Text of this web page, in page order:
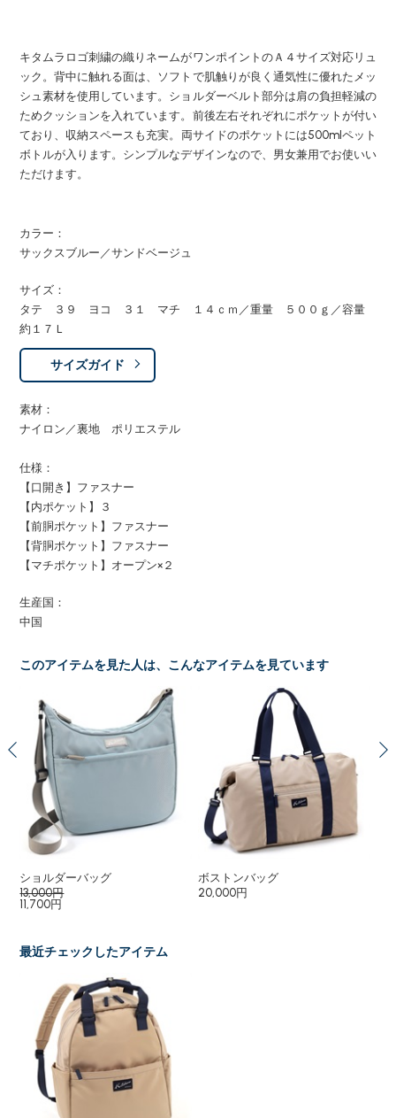
キタムラロゴ刺繍の織りネームがワンポイントのＡ４サイズ対応リュ
ック。背中に触れる面は、ソフトで肌触りが良く通気性に優れたメッ
シュ素材を使用しています。ショルダーベルト部分は肩の負担軽減の
ためクッションを入れています。前後左右それぞれにポケットが付い
ており、収納スペースも充実。両サイドのポケットには500mlペット
ボトルが入ります。シンプルなデザインなので、男女兼用でお使いい
ただけます。
カラー：
サックスブルー／サンドベージュ
サイズ：
タテ ３９ ヨコ ３１ マチ １４ｃｍ／重量 ５００ｇ／容量
約１７Ｌ
サイズガイド
素材：
ナイロン／裏地 ポリエステル
仕様：
【口開き】ファスナー
【内ポケット】３
【前胴ポケット】ファスナー
【背胴ポケット】ファスナー
【マチポケット】オープン×２
生産国：
中国
このアイテムを見た人は、こんなアイテムを見ています
ショルダーバッグ
13,000円
11,700円
ボストンバッグ
20,000円
最近チェックしたアイテム